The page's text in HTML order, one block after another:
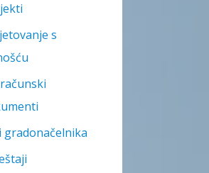
s
gradonačelnika